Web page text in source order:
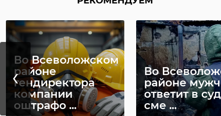
Во Всеволожском
районе
гендиректора
компании
оштрафо ...
Во
районе
ответит в
сме ...
‹
Особое внимание